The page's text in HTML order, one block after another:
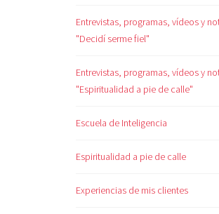
Entrevistas, programas, vídeos y
"Decidí serme fiel"
Entrevistas, programas, vídeos y
"Espiritualidad a pie de calle"
Escuela de Inteligencia
Espiritualidad a pie de calle
Experiencias de mis clientes